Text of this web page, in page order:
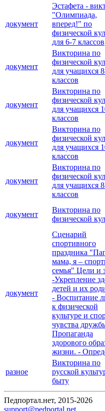
документ
Эстафета -
"Олимпиада,
вперед!" по
физической
для 6-7 классов
документ
Викторина по
физической
для учащихся
классов
документ
Викторина по
физической
для учащихся
классов
документ
Викторина по
физической
для учащихся
классов
документ
Викторина по
физической
для учащихся
классов
документ
Викторина по
физической
документ
Сценарий
спортивного
праздника
мама, я –
семья" Цели и
-Укрепление
детей и их
- Воспитание
к физической
культуре и
чувства
Пропаганда
здорового
жизни. -
разное
Викторина по
русской
быту
Педпортал.нет, 2015-2026